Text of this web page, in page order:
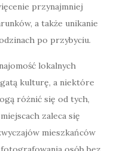
przynajmniej
a także unikanie
po przybyciu.
lokalnych
kulturę, a niektóre
różnić się od tych,
zaleca się
mieszkańców